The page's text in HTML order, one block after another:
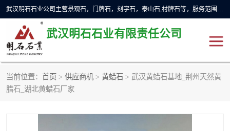
武汉明石石业公司主营景观石，门牌石，刻字石，泰山石,村牌石等，服务范围主要有：武汉，咸宁等地区。公司秉承敬业奉献、锐意创新的企业精神，从无到有，从小到大，以一种产业报国的创业精神，竭诚为客户提供服务，为社会设计财富。
武汉明石石业有限责任公司
当前位置： 首页 > 供应商机 > 黄蜡石 > 武汉黄蜡石基地_荆州天然黄
腊石_湖北黄蜡石厂家
景观石
门牌石 奠基石